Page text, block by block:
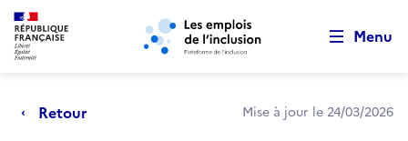
Aller au menu principal Aller au contenu principal
Menu
Retour Mise à jour le 24/03/2026
Retour au début de la page
Panneau de gestion des cookies